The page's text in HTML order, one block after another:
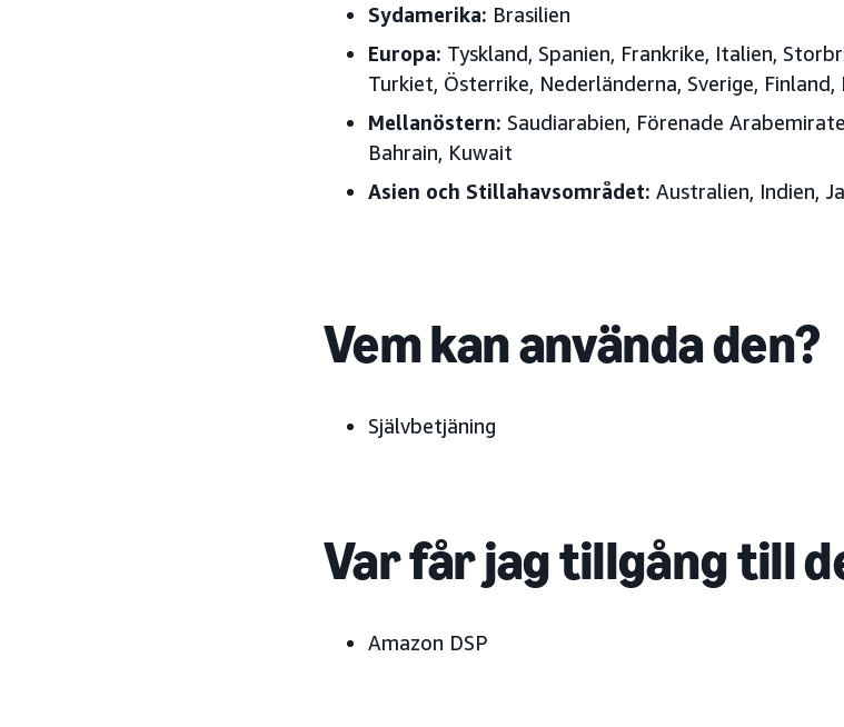
Sydamerika: Brasilien
Europa: Tyskland, Spanien, Frankrike, Italien,
Turkiet, Österrike, Nederländerna, Sverige,
Mellanöstern: Saudiarabien, Förenade
Bahrain, Kuwait
Asien och Stillahavsområdet: Australien, Indien,
Vem kan använda den?
Självbetjäning
Var får jag tillgång till
Amazon DSP